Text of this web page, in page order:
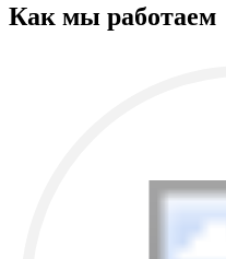
Как мы работаем